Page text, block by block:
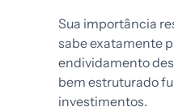
Sua importância
sabe exatamente
endividamento
bem estruturado
investimentos.